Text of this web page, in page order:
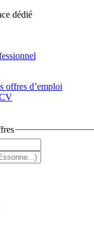
dédié
offres d’emploi